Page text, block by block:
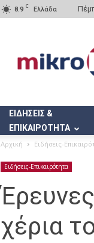
8.9 C Ελλάδα
ΕΙΔΗΣΕΙΣ &
ΕΠΙΚΑΙΡΟΤΗΤΑ
Αρχική Ειδήσεις-
Ειδήσεις-Επικαιρότητα
χέρια